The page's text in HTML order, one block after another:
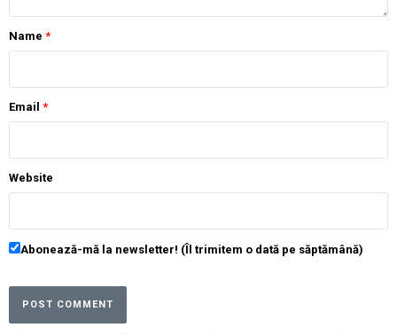
Name *
Email *
Website
Abonează-mă la newsletter! (Îl trimitem o dată pe săptămână)